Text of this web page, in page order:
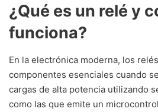
¿Qué es un relé y
funciona?
En la electrónica moderna, los
componentes esenciales cuando
cargas de alta potencia utilizando
como las que emite un